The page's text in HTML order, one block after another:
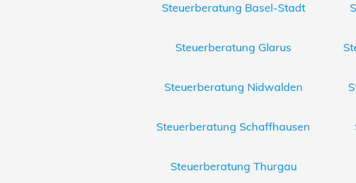
Steuerberatung Basel-Stadt
Steuerberatung Glarus
Steuerberatung Nidwalden
Steuerberatung Schaffhausen
Steuerberatung Thurgau